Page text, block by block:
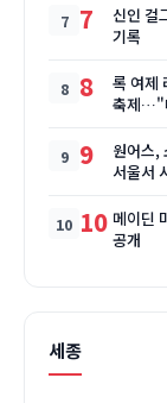
7
신인 걸
기록
8
록 여제
축제…"
9
원어스,
서울서
10 메이딘
공개
세종